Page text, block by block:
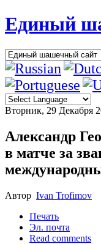
Единый
Вторник, 29 Декабря
Александр
в матче за
Автор Ivan Trofimov
Печать
Эл. почта
Read comments